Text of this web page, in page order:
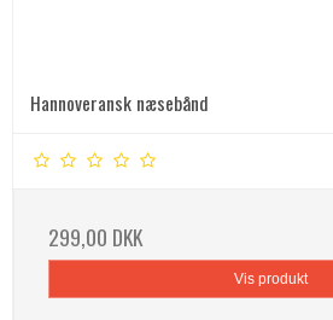
Hannoveransk næsebånd
299,00 DKK
Vis produkt